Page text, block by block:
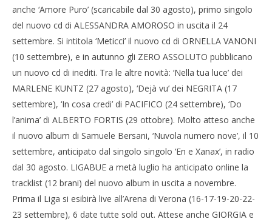
anche ‘Amore Puro’ (scaricabile dal 30 agosto), primo singolo
del nuovo cd di ALESSANDRA AMOROSO in uscita il 24
settembre. Si intitola ‘Meticci’ il nuovo cd di ORNELLA VANONI
(10 settembre), e in autunno gli ZERO ASSOLUTO pubblicano
un nuovo cd di inediti. Tra le altre novità: ‘Nella tua luce’ dei
MARLENE KUNTZ (27 agosto), ‘Dejà vu’ dei NEGRITA (17
settembre), ‘In cosa credi’ di PACIFICO (24 settembre), ‘Do
l’anima’ di ALBERTO FORTIS (29 ottobre). Molto atteso anche
il nuovo album di Samuele Bersani, ‘Nuvola numero nove’, il 10
settembre, anticipato dal singolo singolo ‘En e Xanax’, in radio
dal 30 agosto. LIGABUE a metà luglio ha anticipato online la
tracklist (12 brani) del nuovo album in uscita a novembre.
Prima il Liga si esibirà live all’Arena di Verona (16-17-19-20-22-
23 settembre), 6 date tutte sold out. Attese anche GIORGIA e